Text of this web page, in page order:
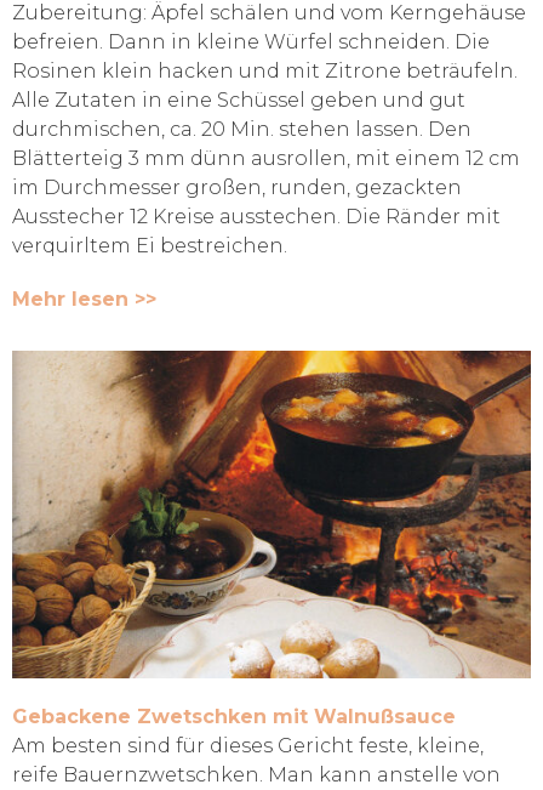
Zubereitung: Äpfel schälen und vom Kerngehäuse
befreien. Dann in kleine Würfel schneiden. Die
Rosinen klein hacken und mit Zitrone beträufeln.
Alle Zutaten in eine Schüssel geben und gut
durchmischen, ca. 20 Min. stehen lassen. Den
Blätterteig 3 mm dünn ausrollen, mit einem 12 cm
im Durchmesser großen, runden, gezackten
Ausstecher 12 Kreise ausstechen. Die Ränder mit
verquirltem Ei bestreichen.
Mehr lesen >>
Gebackene Zwetschken mit Walnußsauce
Am besten sind für dieses Gericht feste, kleine,
reife Bauernzwetschken. Man kann anstelle von